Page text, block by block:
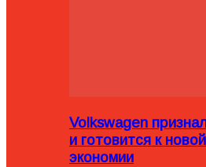
Volkswagen
и готовится к
экономии